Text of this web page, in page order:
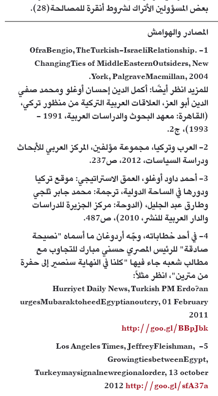
بعض المسؤولين الأتراك لشروط أنقرة للمصالحة(28).
المصادر والهوامش
1- OfraBengio, TheTurkish-IsraeliRelationship.
ChangingTies of MiddleEasternOutsiders, New
York, PalgraveMacmillan, 2004.
للمزيد انظر أيضًا: أكمل الدين إحسان أوغلو ومحمد صفي
الدين أبو العز، العلاقات العربية التركية من منظور تركي،
(القاهرة: معهد البحوث والدراسات العربية، 1991 -
1993)، ج2.
2- العرب وتركيا، مجموعة مؤلفين، المركز العربي للأبحاث
ودراسة السياسات، 2012، ص237.
3- أحمد داود أوغلو، العمق الاستراتيجي: موقع تركيا
ودورها في الساحة الدولية، ترجمة: محمد جابر ثلجي
وطارق عبد الجليل، (الدوحة: مركز الجزيرة للدراسات
والدار العربية للنشر، 2010)، ص487.
4- في أحد خطاباته، وجّه أردوغان ما أسماه "نصيحة
صادقة" للرئيس المصري حسني مبارك للتجاوب مع
مطالب شعبه جاء فيها "كلنا في النهاية سنصير إلى حفرة
من مترين"، انظر مثلاً:
Hurriyet Daily News, Turkish PM Erdo?an
urgesMubaraktoheedEgyptianoutcry, 01 February
2011
http://goo.gl/BBpJbk
5- Los Angeles Times, JeffreyFleishman,
GrowingtiesbetweenEgypt,
Turkeymaysignalnewregionalorder, 13 october
2012http://goo.gl/sfA37a